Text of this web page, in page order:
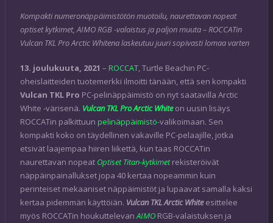
Kompakti numeronäppäimistötön muotoilu, naurettavan nopeat
optiset kytkimet, AIMO RGB -valaistus ja paljon muuta – ROCCATin
Vulcan TKL Pro Arctic Whitena laskeutuu juuri sopivasti lomaa varten
13. joulukuuta, 2021 – ROCCAT, Turtle Beachin PC-
oheislaitteiden tuotemerkki ilmoitti tänään, että sen kompakti
Vulcan TKL Pro PC-pelinäppäimistö on nyt saatavilla Arctic
White -värisenä. Vulcan TKL Pro Arctic Whiteon uusin lisäys
ROCCATin palkittuun pelinäppäimistö-valikoimaan. Sen
kompakti koko on täydellinen vakaville PC-pelaajille, jotka
etsivät laajempaa hiiren liikettä, kun taas ROCCATin
naurettavan nopeat Optiset Titan-kytkimetrekisteröivät
näppäinpainallukset jopa 40 kertaa nopeammin kuin
perinteiset mekaaniset näppäimistöt ja lupaavat samalla kaksi
kertaa pidemmän käyttöiän. Vulcan TKL Arctic Whiteesittelee
myös ROCCATin houkuttelevan AIMO RGB-valaistuksen ja